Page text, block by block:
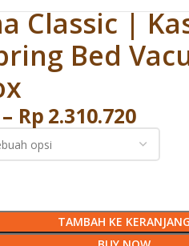
Classic |
Bed
– Rp 2.310.720
TAMBAH KE KERANJANG